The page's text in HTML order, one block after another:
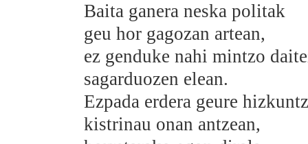
Baita ganera neska politak
geu hor gagozan artean,
ez genduke nahi mintzo
sagarduozen elean.
Ezpada erdera geure
kistrinau onan antzean,